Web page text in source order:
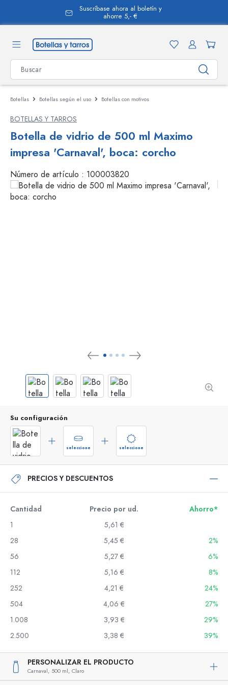
Suscríbase ahora al boletín y
ahorre 5,- €
Botellas Botellas según el uso Botellas con motivos
BOTELLAS Y TARROS
Botella de vidrio de 500 ml Maximo
impresa 'Carnaval', boca: corcho
Número de artículo : 100003820
Su configuración
seleccione seleccione
PRECIOS Y DESCUENTOS
Cantidad Precio por ud.
Ahorro*
1
5,61 €
28
5,45 €
2%
56
5,27 €
6%
112
5,16 €
8%
252
4,21 €
24%
504
4,06 €
27%
1.008
3,93 €
29%
2.500
3,38 € 39%
PERSONALIZAR EL PRODUCTO
Carnaval, 500 ml, Claro